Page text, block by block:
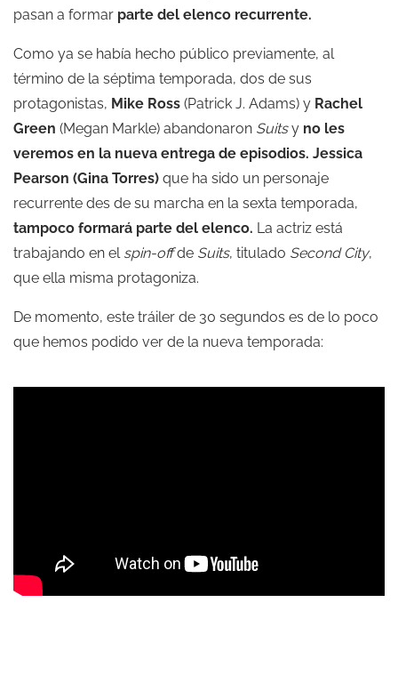
pasan a formar parte del elenco recurrente.
Como ya se había hecho público previamente, al
término de la séptima temporada, dos de sus
protagonistas, Mike Ross (Patrick J. Adams) y Rachel
Green (Megan Markle) abandonaron Suitsy no les
veremos en la nueva entrega de episodios. Jessica
Pearson (Gina Torres) que ha sido un personaje
recurrente des de su marcha en la sexta temporada,
tampoco formará parte del elenco. La actriz está
trabajando en el spin-offde Suits, titulado Second City,
que ella misma protagoniza.
De momento, este tráiler de 30 segundos es de lo poco
que hemos podido ver de la nueva temporada: